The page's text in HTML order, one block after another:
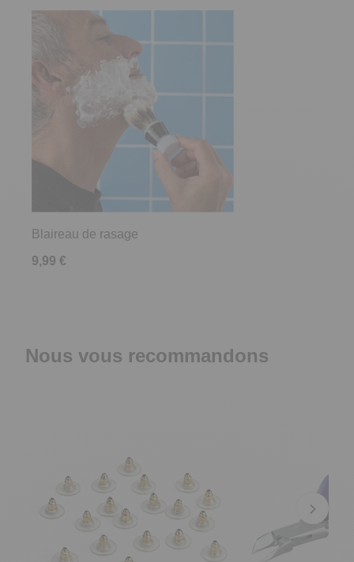
Blaireau de rasage
9,99 €
Nous vous recommandons